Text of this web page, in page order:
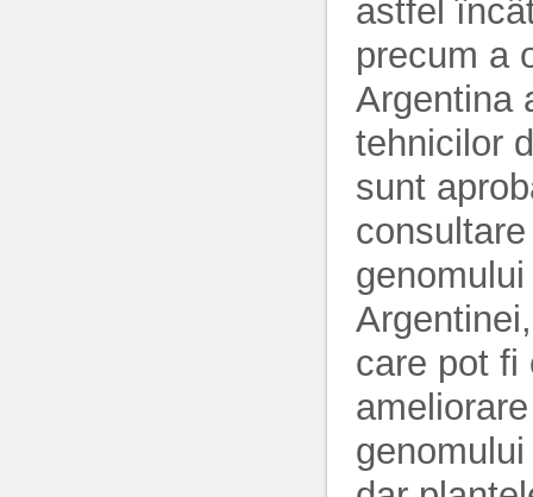
astfel
precum a
Argentina
tehnicilor
sunt
care pot fi